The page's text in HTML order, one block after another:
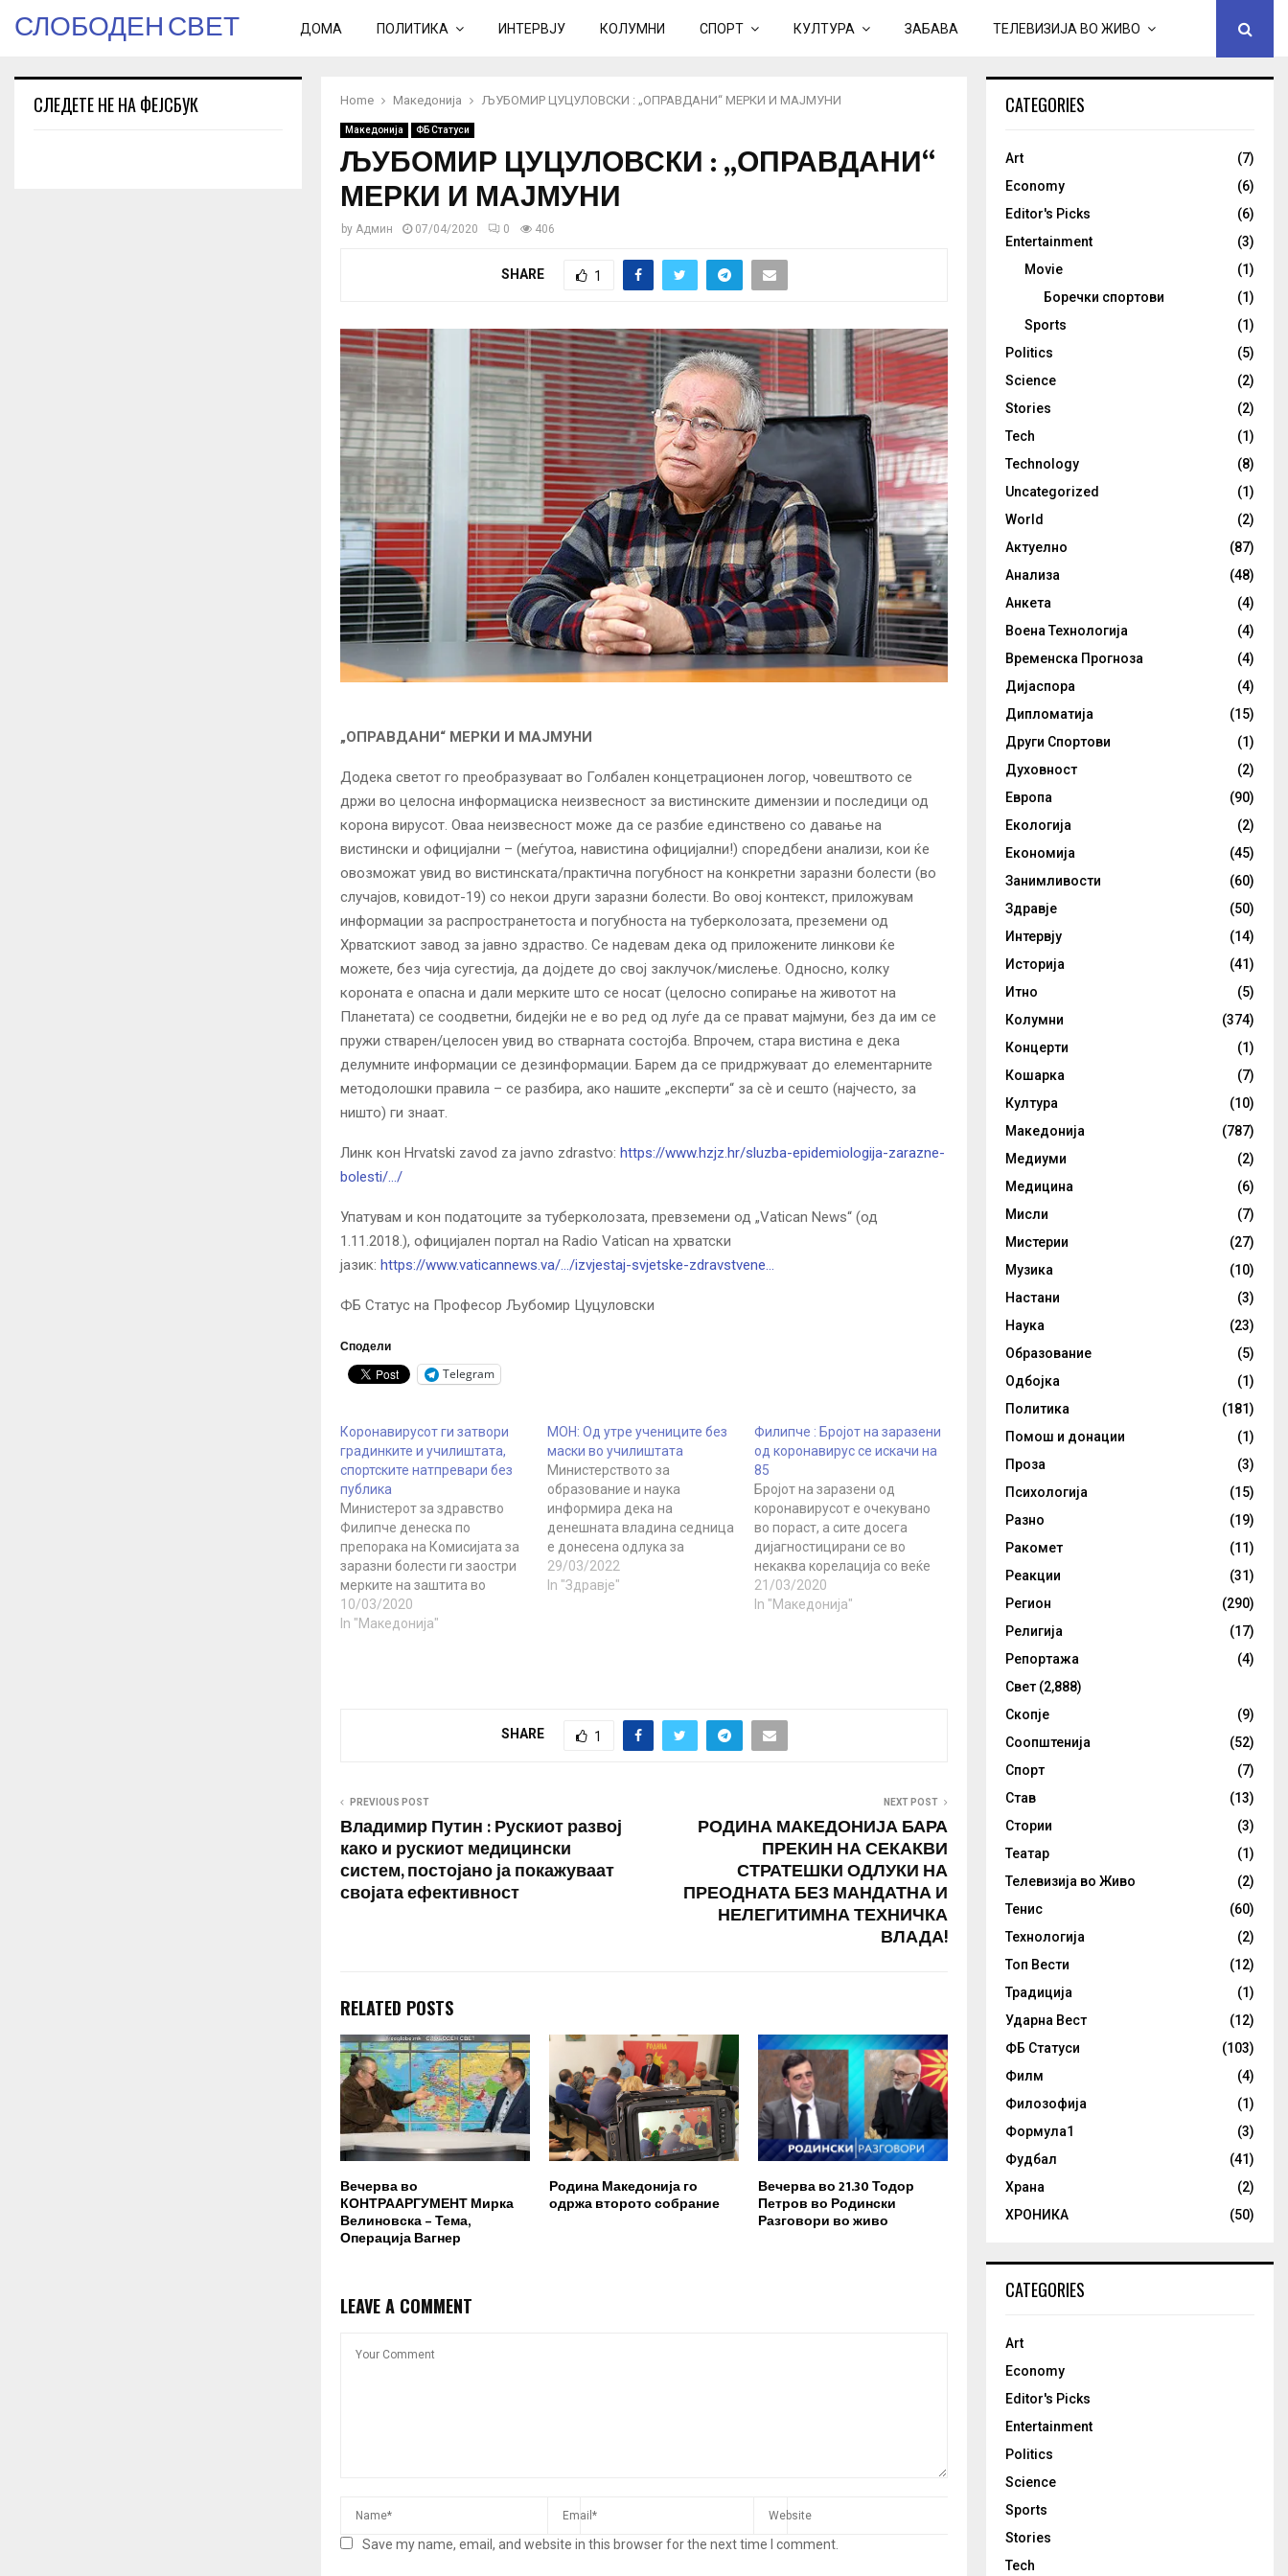
СЛОБОДЕН СВЕТ ДОМА ПОЛИТИКА ИНТЕРВЈУ КОЛУМНИ СПОРТ КУЛТУРА ЗАБАВА ТЕЛЕВИЗИЈА ВО ЖИВО
Home Македонија ЉУБОМИР ЦУЦУЛОВСКИ : „ОПРАВДАНИ“ МЕРКИ И МАЈМУНИ
Македонија ФБ Статуси
ЉУБОМИР ЦУЦУЛОВСКИ : „ОПРАВДАНИ“
МЕРКИ И МАЈМУНИ
by Админ 07/04/2020 0 406
SHARE 1
„ОПРАВДАНИ“ МЕРКИ И МАЈМУНИ
Додека светот го преобразуваат во Голбален концетрационен логор, човештвото се
држи во целосна информациска неизвесност за вистинските димензии и последици од
корона вирусот. Оваа неизвесност може да се разбие единствено со давање на
вистински и официјални – (меѓутоа, навистина официјални!) споредбени анализи, кои ќе
овозможат увид во вистинската/практична погубност на конкретни заразни болести (во
случајов, ковидот-19) со некои други заразни болести. Во овој контекст, приложувам
информации за распространетоста и погубноста на туберколозата, преземени од
Хрватскиот завод за јавно здраство. Се надевам дека од приложените линкови ќе
можете, без чија сугестија, да дојдете до свој заклучок/мислење. Односно, колку
короната е опасна и дали мерките што се носат (целосно сопирање на животот на
Планетата) се соодветни, бидејќи не е во ред од луѓе да се прават мајмуни, без да им се
пружи стварен/целосен увид во стварната состојба. Впрочем, стара вистина е дека
делумните информации се дезинформации. Барем да се придржуваат до елементарните
методолошки правила – се разбира, ако нашите „експерти“ за сѐ и сешто (најчесто, за
ништо) ги знаат.
Линк кон Hrvatski zavod za javno zdrastvo: https://www.hzjz.hr/sluzba-epidemiologija-zarazne-
bolesti/…/
Упатувам и кон податоците за туберколозата, превземени од „Vatican News“ (од
1.11.2018.), официјален портал на Radio Vatican на хрватски
јазик: https://www.vaticannews.va/…/izvjestaj-svjetske-zdravstvene…
ФБ Статус на Професор Љубомир Цуцуловски
Сподели
Telegram
Коронавирусот ги затвори
градинките и училиштата,
спортските натпревари без
публика
Министерот за здравство
Филипче денеска по
препорака на Комисијата за
заразни болести ги заостри
мерките на заштита во
земјата со цел да се спречи
ширењето на новиот
спортските натпревари ќе се
10/03/2020
In "Македонија"
МОН: Од утре учениците без
маски во училиштата
Министерството за
образование и наука
информира дека на
денешната владина седница
е донесена одлука за
прифаќање на предлогот на
Комисијата за заразни
физичко присуство без
задолжително носење
29/03/2022
In "Здравје"
Филипче : Бројот на заразени
од коронавирус се искачи на
85
Бројот на заразени од
коронавирусот е очекувано
во пораст, а сите досега
дијагностицирани се во
некаква корелација со веќе
познати случаи. Во текот на
ноќта се потврдени уште 9
Венко Филипче…
21/03/2020
In "Македонија"
SHARE 1
PREVIOUS POST
Владимир Путин : Рускиот развој
како и рускиот медицински
систем, постојано ја покажуваат
својата ефективност
NEXT POST
РОДИНА МАКЕДОНИЈА БАРА
ПРЕКИН НА СЕКАКВИ
СТРАТЕШКИ ОДЛУКИ НА
ПРЕОДНАТА БЕЗ МАНДАТНА И
НЕЛЕГИТИМНА ТЕХНИЧКА
ВЛАДА!
RELATED POSTS
Вечерва во
КОНТРААРГУМЕНТ Мирка
Велиновска – Тема,
Операција Вагнер
Родина Македонија го
одржа второто собрание
Вечерва во 21.30 Тодор
Петров во Родински
Разговори во живо
LEAVE A COMMENT
Save my name, email, and website in this browser for the next time I comment.
СЛЕДЕТЕ НЕ НА ФЕЈСБУК CATEGORIES
Art
(7)
Economy
(6)
Editor's Picks
(6)
Entertainment
(3)
Movie
(1)
Боречки спортови
(1)
Sports
(1)
Politics
(5)
Science
(2)
Stories
(2)
Tech
(1)
Technology
(8)
Uncategorized
(1)
World
(2)
Актуелно
(87)
Анализа
(48)
Анкета
(4)
Воена Технологија
(4)
Временска Прогноза
(4)
Дијаспора
(4)
Дипломатија
(15)
Други Спортови
(1)
Духовност
(2)
Европа
(90)
Екологија
(2)
Економија
(45)
Занимливости
(60)
Здравје
(50)
Интервју
(14)
Историја
(41)
Итно
(5)
Колумни
(374)
Концерти
(1)
Кошарка
(7)
Култура
(10)
Македонија
(787)
Медиуми
(2)
Медицина
(6)
Мисли
(7)
Мистерии
(27)
Музика
(10)
Настани
(3)
Наука
(23)
Образование
(5)
Одбојка
(1)
Политика
(181)
Помош и донации
(1)
Проза
(3)
Психологија
(15)
Разно
(19)
Ракомет
(11)
Реакции
(31)
Регион
(290)
Религија
(17)
Репортажа
(4)
Свет (2,888)
Скопје
(9)
Соопштенија
(52)
Спорт
(7)
Став
(13)
Стории
(3)
Театар
(1)
Телевизија во Живо
(2)
Тенис
(60)
Технологија
(2)
Топ Вести
(12)
Традиција
(1)
Ударна Вест
(12)
ФБ Статуси
(103)
Филм
(4)
Филозофија
(1)
Формула1
(3)
Фудбал
(41)
Храна
(2)
ХРОНИКА
(50)
CATEGORIES
Art
Economy
Editor's Picks
Entertainment
Politics
Science
Sports
Stories
Tech